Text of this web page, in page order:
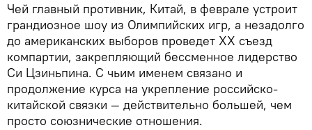
Чей главный противник, Китай, в феврале устроит
грандиозное шоу из Олимпийских игр, а незадолго
до американских выборов проведет XX съезд
компартии, закрепляющий бессменное лидерство
Си Цзиньпина. С чьим именем связано и
продолжение курса на укрепление российско-
китайской связки — действительно большей, чем
просто союзнические отношения.